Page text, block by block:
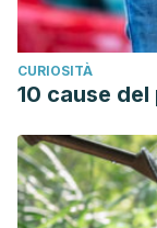
Joint Pain:
https://
pain-how-
Palma, L.,
(2015).Dietary
biomechanics.
CURIOSITÀ
10 cause